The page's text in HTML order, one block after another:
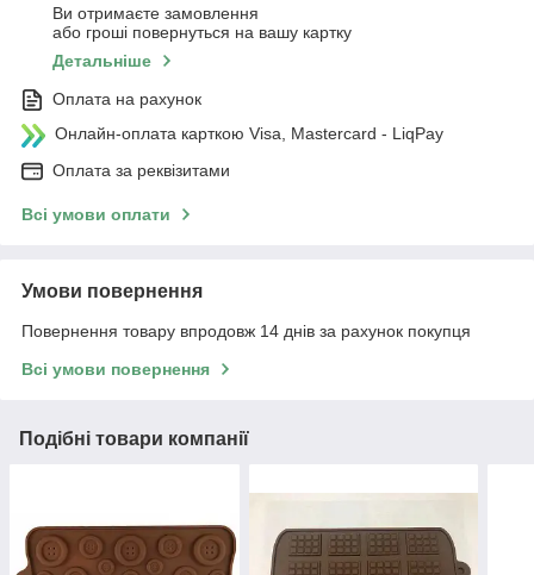
Ви отримаєте замовлення
або гроші повернуться на вашу картку
Детальніше
Оплата на рахунок
Онлайн-оплата карткою Visa, Mastercard - LiqPay
Оплата за реквізитами
Всі умови оплати
Умови повернення
Повернення товару впродовж 14 днів за рахунок покупця
Всі умови повернення
Подібні товари компанії